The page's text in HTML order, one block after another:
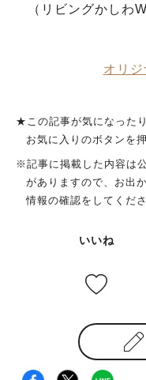
（リビングかしわ
オリ
★この記事が気になった
お気に入りのボタンを
※記事に掲載した内容は
がありますので、お出
情報の確認をしてくだ
いいね